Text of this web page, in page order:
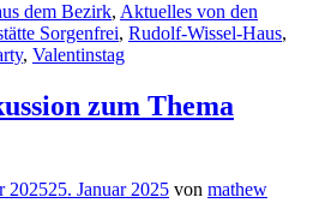
dem Bezirk, Aktuelles von den
Sorgenfrei, Rudolf-Wissel-Haus,
, Valentinstag
zum Thema
202525. Januar 2025 von mathew